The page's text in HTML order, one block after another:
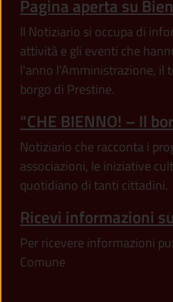
Pagina aperta su
Il Notiziario si occupa di
attività e gli eventi che
l'anno l'Amministrazione, il
borgo di Prestine.
“CHE BIENNO! – Il
Notiziario che racconta i
associazioni, le iniziative
quotidiano di tanti cittadini.
Ricevi informazioni
Per ricevere informazioni
Comune